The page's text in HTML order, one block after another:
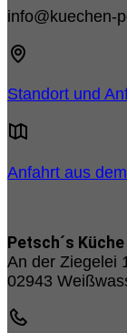
info@kuechen-
Standort und
Anfahrt aus
Petsch´s
An der Ziegelei
02943